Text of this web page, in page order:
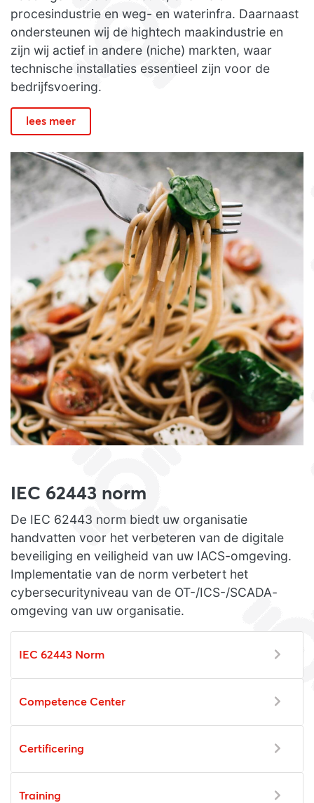
procesindustrie en weg- en waterinfra. Daarnaast
ondersteunen wij de hightech maakindustrie en
zijn wij actief in andere (niche) markten, waar
technische installaties essentieel zijn voor de
bedrijfsvoering.
lees meer
IEC 62443 norm
De IEC 62443 norm biedt uw organisatie
handvatten voor het verbeteren van de digitale
beveiliging en veiligheid van uw IACS-omgeving.
Implementatie van de norm verbetert het
cybersecurityniveau van de OT-/ICS-/SCADA-
omgeving van uw organisatie.
IEC 62443 Norm
Competence Center
Certificering
Training